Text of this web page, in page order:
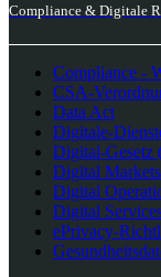
Compliance & Digitale
Compliance -
CSA-
Data Act
Digitale-
Digital-Gesetz
Digital
Digital
Digital
ePrivacy-